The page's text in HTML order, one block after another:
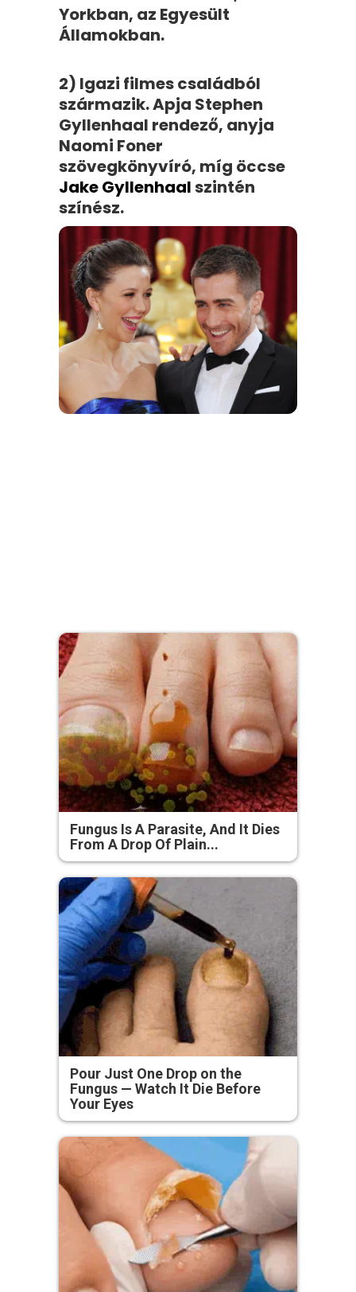
Yorkban, az Egyesült
Államokban.
2) Igazi filmes családból
származik. Apja Stephen
Gyllenhaal rendező, anyja
Naomi Foner
szövegkönyvíró, míg öccse
Jake Gyllenhaalszintén
színész.
Fungus Is A Parasite, And It Dies
From A Drop Of Plain...
Pour Just One Drop on the
Fungus — Watch It Die Before
Your Eyes